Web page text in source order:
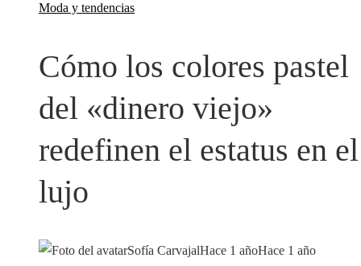
Moda y tendencias
Cómo los colores pastel
del «dinero viejo»
redefinen el estatus en el
lujo
Sofía CarvajalHace 1 añoHace 1 año